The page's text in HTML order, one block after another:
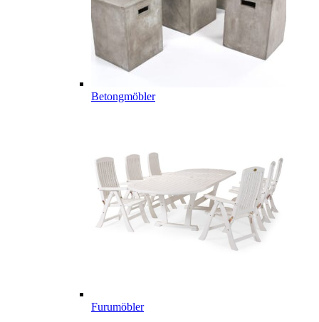
Betongmöbler
Furumöbler